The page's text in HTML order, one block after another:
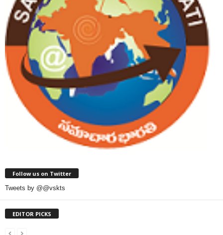
Follow us on Twitter
Tweets by @@vskts
EDITOR PICKS